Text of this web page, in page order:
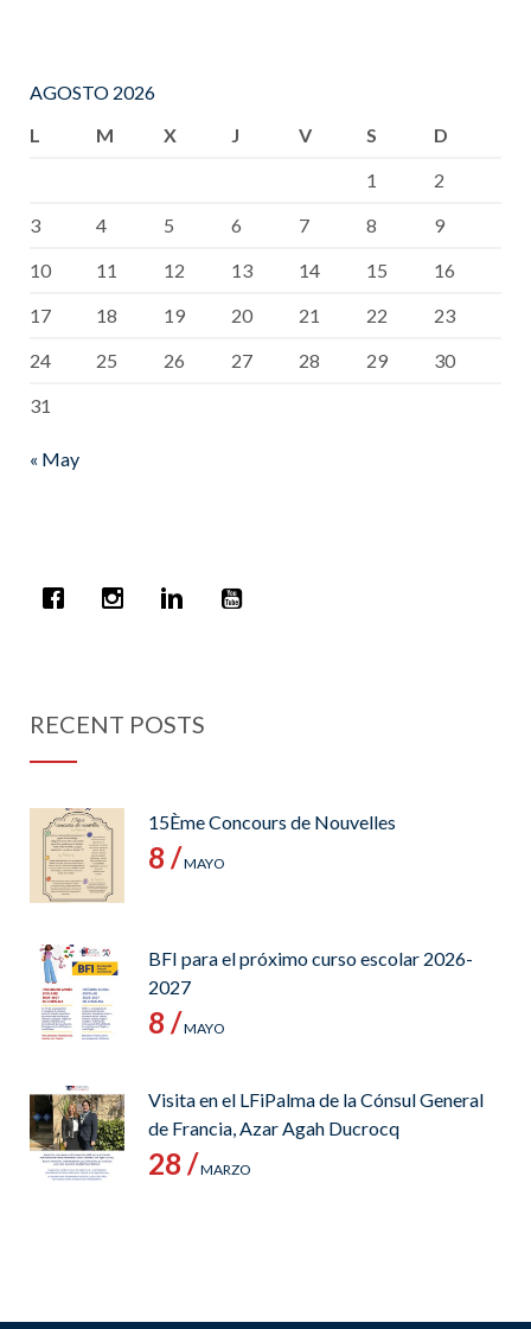
AGOSTO 2026
L
M X J V S
D
1
2
3
4 5 6 7 8
9
10
11 12 13 14 15
16
17
18 19 20 21 22
23
24
25 26 27 28 29
30
31
« May
RECENT POSTS
15Ème Concours de Nouvelles
8 /MAYO
BFI para el próximo curso escolar 2026-
2027
8 /MAYO
Visita en el LFiPalma de la Cónsul General
de Francia, Azar Agah Ducrocq
28 /MARZO